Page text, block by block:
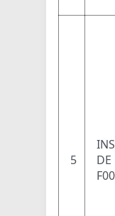
5
DE